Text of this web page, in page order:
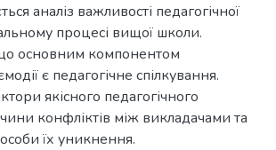
аналіз важливості педагогічної
процесі вищої школи.
основним компонентом
є педагогічне спілкування.
якісного педагогічного
конфліктів між викладачами та
їх уникнення.